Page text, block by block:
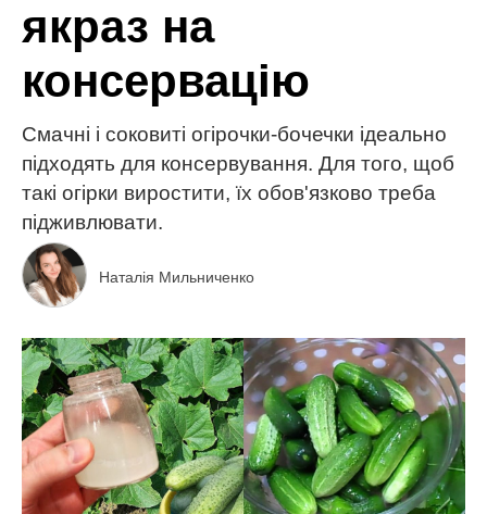
якраз на
консервацію
Смачні і соковиті огірочки-бочечки ідеально
підходять для консервування. Для того, щоб
такі огірки виростити, їх обов'язково треба
підживлювати.
Наталія Мильниченко